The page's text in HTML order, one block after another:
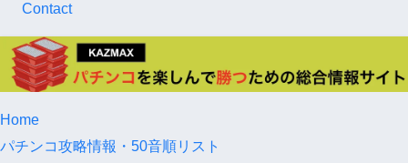
Contact
Home
パチンコ攻略情報・50音順リスト